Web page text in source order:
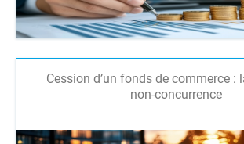
Cession d’un fonds de commerce :
non-concurrence